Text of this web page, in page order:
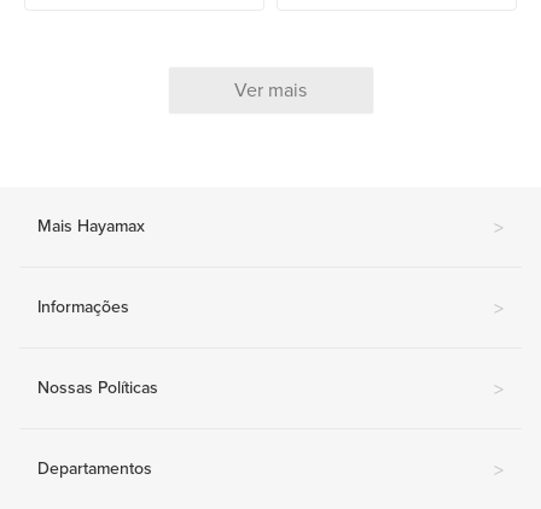
Ver mais
Mais Hayamax >
Informações >
Nossas Políticas >
Departamentos >